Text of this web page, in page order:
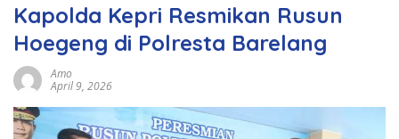
Kapolda Kepri Resmikan Rusun
Hoegeng di Polresta Barelang
Amo
April 9, 2026